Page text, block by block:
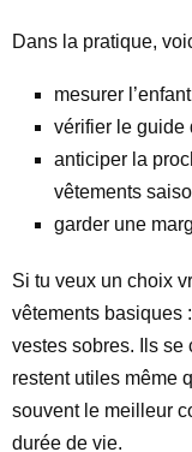
Dans la pratique,
mesurer
vérifier le guide
anticiper la
vêtements
garder une
Si tu veux un choix
vêtements basiques
vestes sobres. Ils se
restent utiles même
souvent le meilleur
durée de vie.